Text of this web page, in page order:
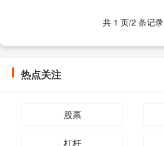
共 1 页/2 条记录
热点关注
股票
杠杆